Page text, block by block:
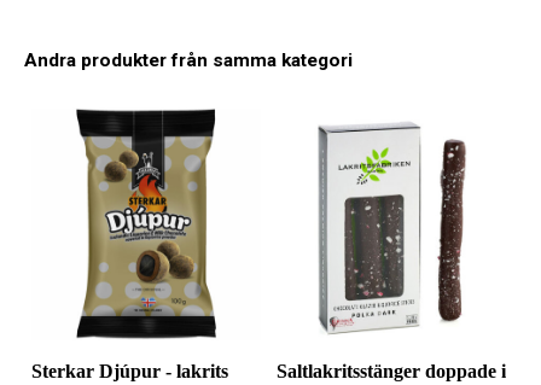
Andra produkter från samma kategori
Sterkar Djúpur - lakrits
Saltlakritsstänger doppade i